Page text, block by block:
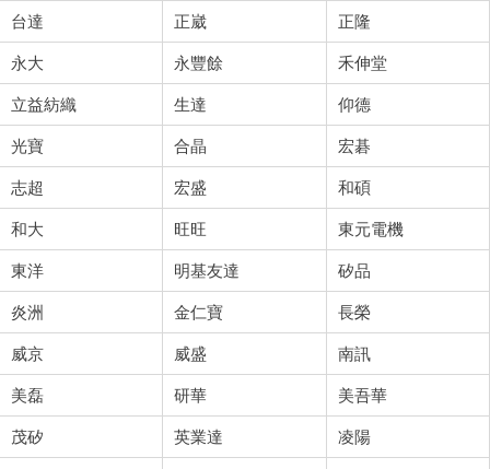
台達 正崴 正隆
永大 永豐餘 禾伸堂
立益紡織 生達 仰德
光寶 合晶 宏碁
志超 宏盛 和碩
和大 旺旺 東元電機
東洋 明基友達 矽品
炎洲 金仁寶 長榮
威京 威盛 南訊
美磊 研華 美吾華
茂矽 英業達 凌陽